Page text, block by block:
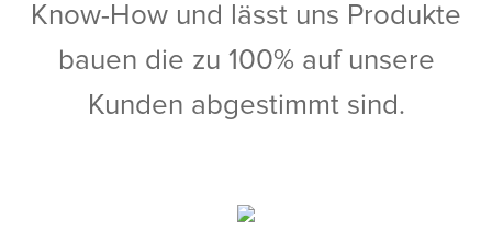
Know-How und lässt uns Produkte
bauen die zu 100% auf unsere
Kunden abgestimmt sind.